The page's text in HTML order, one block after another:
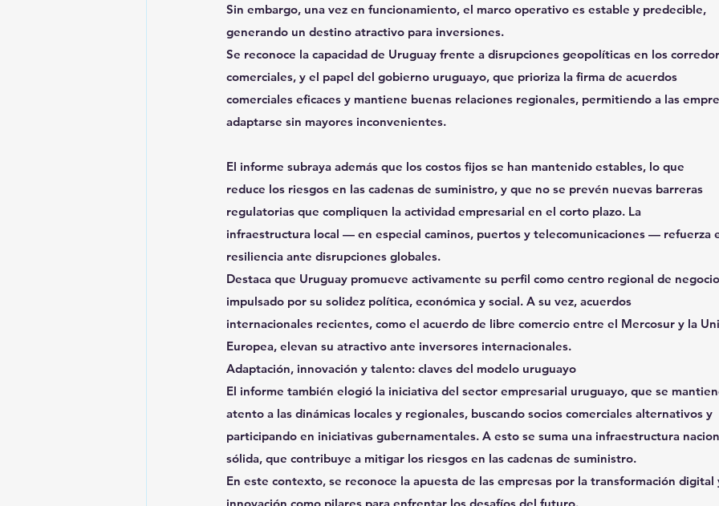
Sin embargo, una vez en funcionamiento, el marco operativo es estable y predecible,
generando un destino atractivo para inversiones.
Se reconoce la capacidad de Uruguay frente a disrupciones geopolíticas en los
comerciales, y el papel del gobierno uruguayo, que prioriza la firma de acuerdos
comerciales eficaces y mantiene buenas relaciones regionales, permitiendo a las
adaptarse sin mayores inconvenientes.
El informe subraya además que los costos fijos se han mantenido estables, lo que
reduce los riesgos en las cadenas de suministro, y que no se prevén nuevas barreras
regulatorias que compliquen la actividad empresarial en el corto plazo. La
infraestructura local — en especial caminos, puertos y telecomunicaciones — refuerza
resiliencia ante disrupciones globales.
Destaca que Uruguay promueve activamente su perfil como centro regional de
impulsado por su solidez política, económica y social. A su vez, acuerdos
internacionales recientes, como el acuerdo de libre comercio entre el Mercosur y la
Europea, elevan su atractivo ante inversores internacionales.
Adaptación, innovación y talento: claves del modelo uruguayo
El informe también elogió la iniciativa del sector empresarial uruguayo, que se
atento a las dinámicas locales y regionales, buscando socios comerciales alternativos y
participando en iniciativas gubernamentales. A esto se suma una infraestructura
sólida, que contribuye a mitigar los riesgos en las cadenas de suministro.
En este contexto, se reconoce la apuesta de las empresas por la transformación digital
innovación como pilares para enfrentar los desafíos del futuro.